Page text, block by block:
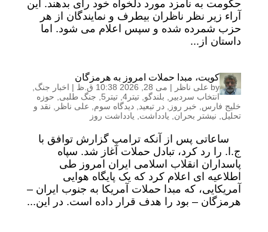
حکومت به نامزد مورد دلخواه خود رأی بدهند. این
آراء زیر نظر ناظران بیطرف و نمایندگان از هر
حزب شمرده شده و سپس اعلام می شود. اما
داستان از...
کویت، مبدا حملات امروز به هرمزگان
by علی ناظر | می 28, 2026 10:38 ق.ظ | اخبار جنگ
انتخاب سردبیر
بلندگو تیتر4 , تیتر5 جنگ طلبی
حوزه
خلیج فارس
خبر روز در تبعید دیدگاه سوم علی ناظر
نقد و
تحلیل
نیشتر بحران یادداشت یادداشت روز
ساعاتی پس از آنکه ترامپ گزارش توافق با
ج.ا. را رد کرد، تبادل حملات آغاز شد. سپاه
پاسداران انقلاب اسلامی ایران امروز طی
اطلاعیه ای اعلام کرد که یک پایگاه هوایی
آمریکایی، که مبدا حملات آمریکا به جنوب ایران –
هرمزگان – بود را هدف قرار داده است. در این...